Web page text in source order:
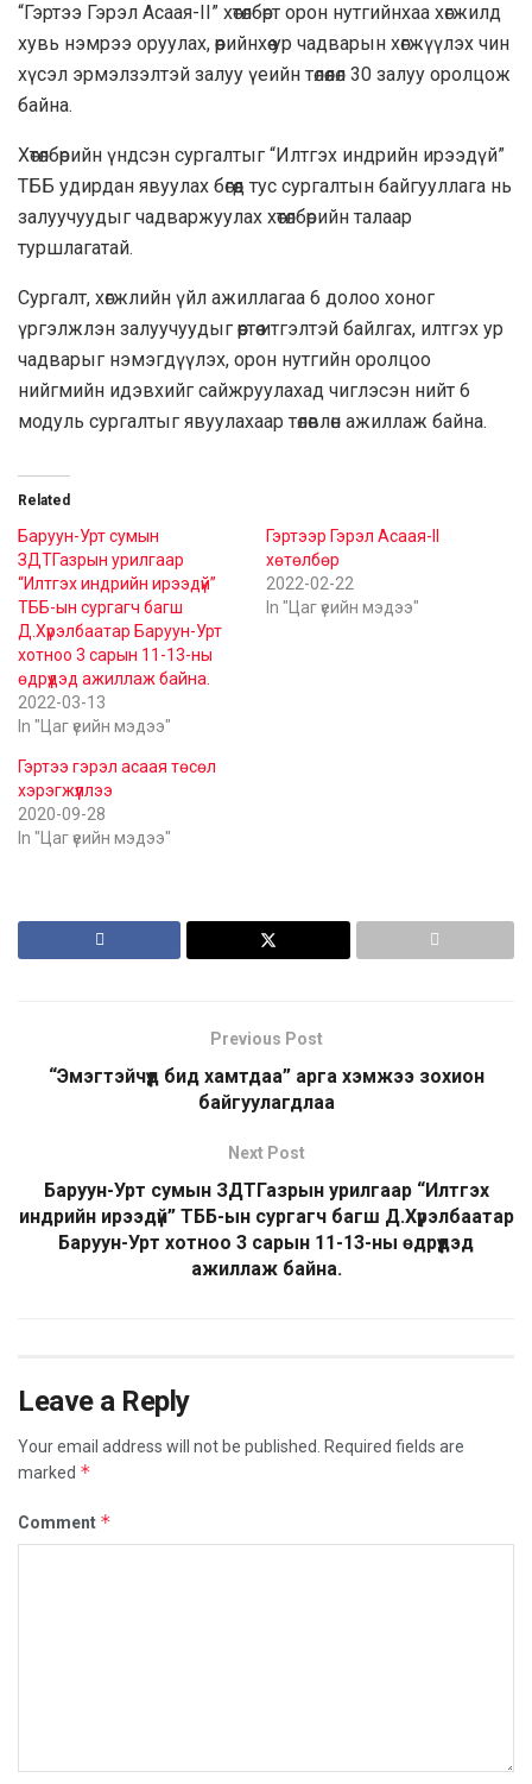
“Гэртээ Гэрэл Асаая-II” хөтөлбөрт орон нутгийнхаа хөгжилд
хувь нэмрээ оруулах, өөрийнхөө ур чадварын хөгжүүлэх чин
хүсэл эрмэлзэлтэй залуу үеийн төлөөлөл 30 залуу оролцож
байна.
Хөтөлбөрийн үндсэн сургалтыг “Илтгэх индрийн ирээдүй”
ТББ удирдан явуулах бөгөөд тус сургалтын байгууллага нь
залуучуудыг чадваржуулах хөтөлбөрийн талаар
туршлагатай.
Сургалт, хөгжлийн үйл ажиллагаа 6 долоо хоног
үргэлжлэн залуучуудыг өөртөө итгэлтэй байлгах, илтгэх ур
чадварыг нэмэгдүүлэх, орон нутгийн оролцоо
нийгмийн идэвхийг сайжруулахад чиглэсэн нийт 6
модуль сургалтыг явуулахаар төлөвлөн ажиллаж байна.
Related
Баруун-Урт сумын
ЗДТГазрын урилгаар
“Илтгэх индрийн ирээдүй”
ТББ-ын сургагч багш
Д.Хүрэлбаатар Баруун-Урт
хотноо 3 сарын 11-13-ны
өдрүүдэд ажиллаж байна.
2022-03-13
In "Цаг үеийн мэдээ"
Гэртээр Гэрэл Асаая-II
хөтөлбөр
2022-02-22
In "Цаг үеийн мэдээ"
Гэртээ гэрэл асаая төсөл
хэрэгжүүллээ
2020-09-28
In "Цаг үеийн мэдээ"
Previous Post
“Эмэгтэйчүүд бид хамтдаа” арга хэмжээ зохион
байгуулагдлаа
Next Post
Баруун-Урт сумын ЗДТГазрын урилгаар “Илтгэх
индрийн ирээдүй” ТББ-ын сургагч багш Д.Хүрэлбаатар
Баруун-Урт хотноо 3 сарын 11-13-ны өдрүүдэд
ажиллаж байна.
Leave a Reply
Your email address will not be published.
Required fields are
marked *
Comment *